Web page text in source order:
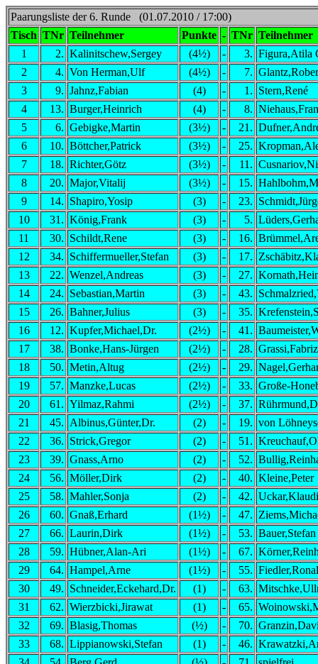
Paarungsliste der 6. Runde (01.07.2010 / 17:00)
Tisch TNr Teilnehmer Punkte - TNr Teilnehmer
1
2. Kalinitschew,Sergey (4½) - 3. Figura,Atila
2
4. Von Herman,Ulf (4½) - 7.
3
9. Jahnz,Fabian (4) - 1. Stern,René
4
13. Burger,Heinrich (4) - 8.
5
6. Gebigke,Martin (3½) - 21.
6
10. Böttcher,Patrick (3½) - 25.
7
18. Richter,Götz (3½) - 11.
8
20. Major,Vitalij (3½) - 15.
9
14. Shapiro,Yosip (3) - 23.
10
31. König,Frank (3) - 5.
11
30. Schildt,Rene (3) - 16.
12
34. Schiffermueller,Stefan (3) - 17.
13
22. Wenzel,Andreas (3) - 27.
14
24. Sebastian,Martin (3) - 43.
15
26. Bahner,Julius (3) - 35.
16
12. Kupfer,Michael,Dr. (2½) - 41.
17
38. Bonke,Hans-Jürgen (2½) - 28.
18
50. Metin,Altug (2½) - 29.
19
57. Manzke,Lucas (2½) - 33. Große-
20
61. Yilmaz,Rahmi (2½) - 37.
21
45. Albinus,Günter,Dr. (2) - 19. von
22
36. Strick,Gregor (2) - 51.
23
39. Gnass,Arno (2) - 52.
24
56. Möller,Dirk (2) - 40. Kleine,Peter
25
58. Mahler,Sonja (2) - 42.
26
60. Gnaß,Erhard (1½) - 47.
27
66. Laurin,Dirk (1½) - 53. Bauer,Stefan
28
59. Hübner,Alan-Ari (1½) - 67.
29
64. Hampel,Arne (1½) - 55.
30
49. Schneider,Eckehard,Dr. (1) - 63.
31
62. Wierzbicki,Jirawat (1) - 65.
32
69. Blasig,Thomas (½) - 70.
33
68. Lippianowski,Stefan (1) - 46.